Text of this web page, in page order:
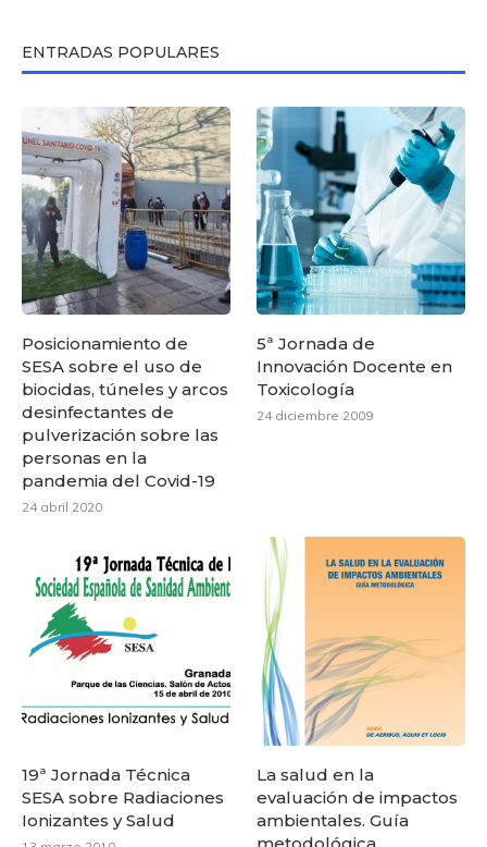
ENTRADAS POPULARES
Posicionamiento de
SESA sobre el uso de
biocidas, túneles y arcos
desinfectantes de
pulverización sobre las
personas en la
pandemia del Covid-19
24 abril 2020
5ª Jornada de
Innovación Docente en
Toxicología
24 diciembre 2009
19ª Jornada Técnica
SESA sobre Radiaciones
Ionizantes y Salud
La salud en la
evaluación de impactos
ambientales. Guía